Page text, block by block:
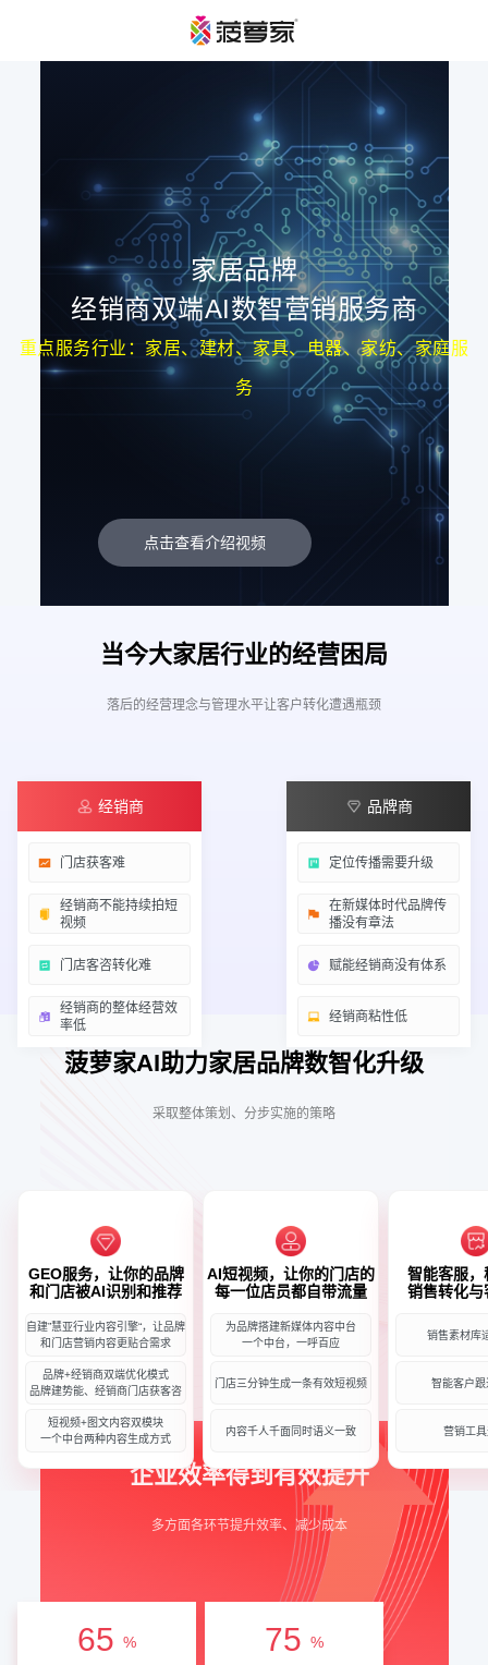
家居品牌
经销商双端AI数智营销服务商
重点服务行业：家居、建材、家具、电器、家纺、家庭服
务
点击查看介绍视频
当今大家居行业的经营困局
落后的经营理念与管理水平让客户转化遭遇瓶颈
经销商
门店获客难
经销商不能持续拍短
视频
门店客咨转化难
经销商的整体经营效
率低
品牌商
定位传播需要升级
在新媒体时代品牌传
播没有章法
赋能经销商没有体系
经销商粘性低
菠萝家AI助力家居品牌数智化升级
采取整体策划、分步实施的策略
GEO服务，让你的品牌
和门店被AI识别和推荐
自建”慧亚行业内容引擎“，让品牌
和门店营销内容更贴合需求
品牌+经销商双端优化模式
品牌建势能、经销商门店获客咨
短视频+图文内容双模块
一个中台两种内容生成方式
AI短视频，让你的门店的
每一位店员都自带流量
为品牌搭建新媒体内容中台
一个中台，一呼百应
门店三分钟生成一条有效短视频
内容千人千面同时语义一致
智能客服，
销售转化与
销售素材库
智能客户跟
营销工
企业效率得到有效提升
多方面各环节提升效率、减少成本
65 % 75 %